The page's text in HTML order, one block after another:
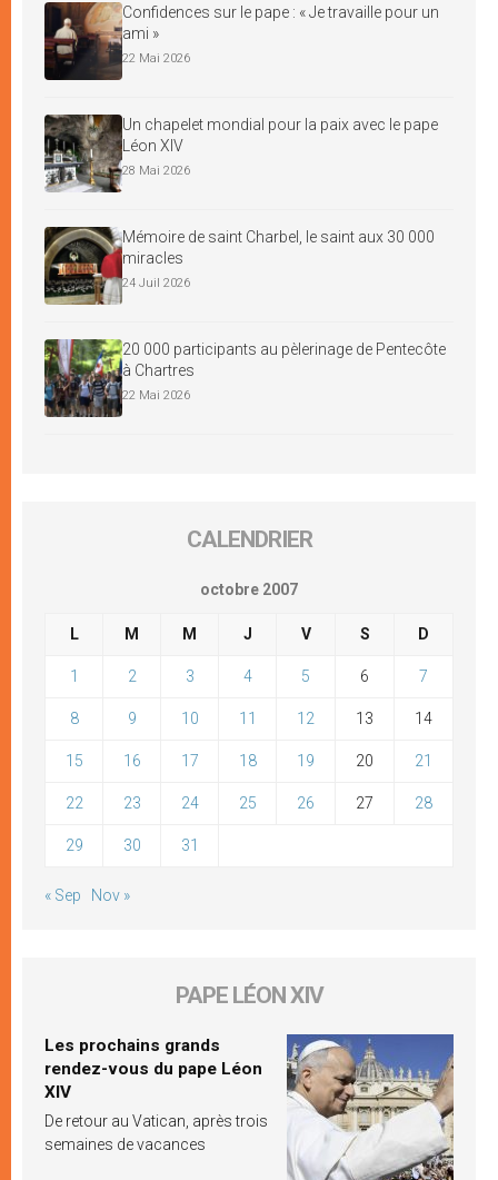
Confidences sur le pape : « Je travaille pour un
ami »
22 Mai 2026
Un chapelet mondial pour la paix avec le pape
Léon XIV
28 Mai 2026
Mémoire de saint Charbel, le saint aux 30 000
miracles
24 Juil 2026
20 000 participants au pèlerinage de Pentecôte
à Chartres
22 Mai 2026
CALENDRIER
octobre 2007
L M M J V S D
1 2 3 4 5 6 7
8 9 10 11 12 13 14
15 16 17 18 19 20 21
22 23 24 25 26 27 28
29 30 31
« Sep Nov »
PAPE LÉON XIV
Les prochains grands
rendez-vous du pape Léon
XIV
De retour au Vatican, après trois
semaines de vacances